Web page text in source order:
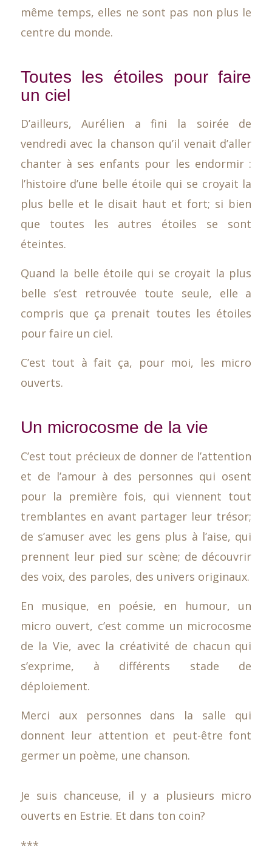
même temps, elles ne sont pas non plus le
centre du monde.
Toutes les étoiles pour faire
un ciel
D’ailleurs, Aurélien a fini la soirée de
vendredi avec la chanson qu’il venait d’aller
chanter à ses enfants pour les endormir :
l’histoire d’une belle étoile qui se croyait la
plus belle et le disait haut et fort; si bien
que toutes les autres étoiles se sont
éteintes.
Quand la belle étoile qui se croyait la plus
belle s’est retrouvée toute seule, elle a
compris que ça prenait toutes les étoiles
pour faire un ciel.
C’est tout à fait ça, pour moi, les micro
ouverts.
Un microcosme de la vie
C’est tout précieux de donner de l’attention
et de l’amour à des personnes qui osent
pour la première fois, qui viennent tout
tremblantes en avant partager leur trésor;
de s’amuser avec les gens plus à l’aise, qui
prennent leur pied sur scène; de découvrir
des voix, des paroles, des univers originaux.
En musique, en poésie, en humour, un
micro ouvert, c’est comme un microcosme
de la Vie, avec la créativité de chacun qui
s’exprime, à différents stade de
déploiement.
Merci aux personnes dans la salle qui
donnent leur attention et peut-être font
germer un poème, une chanson.
Je suis chanceuse, il y a plusieurs micro
ouverts en Estrie. Et dans ton coin?
***